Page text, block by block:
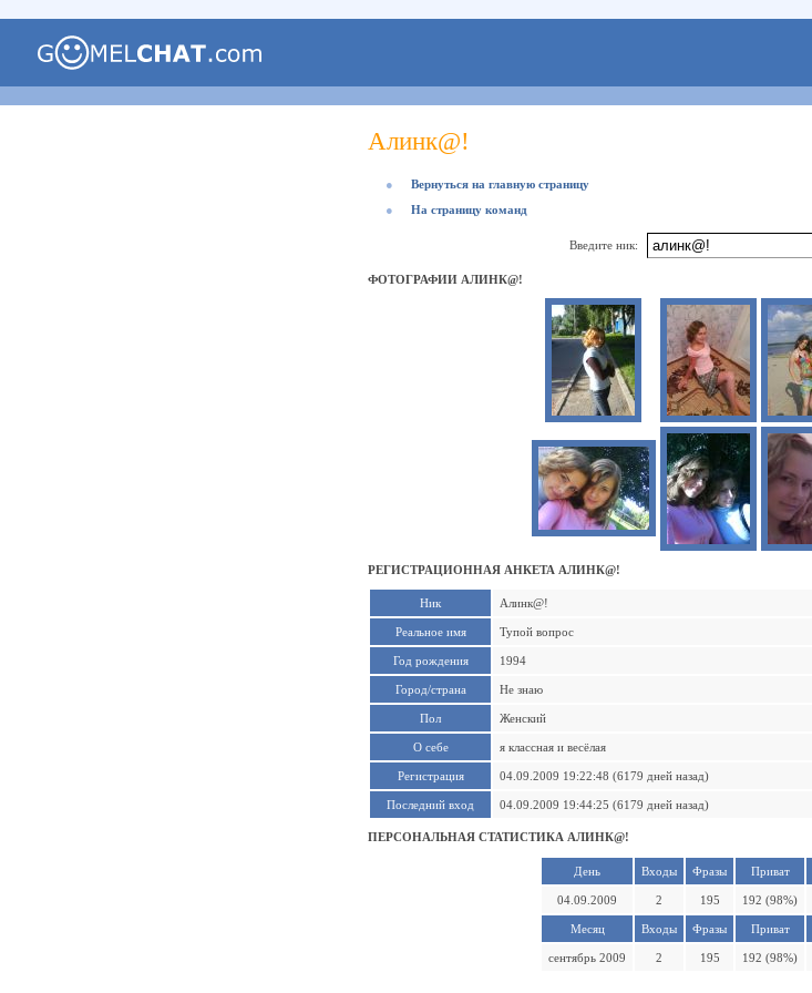
Алинк@!
●
Вернуться на главную страницу
●
На страницу команд
Введите ник:
ФОТОГРАФИИ АЛИНК@!
РЕГИСТРАЦИОННАЯ АНКЕТА АЛИНК@!
Ник Алинк@!
Реальное имя Тупой вопрос
Год рождения 1994
Город/страна Не знаю
Пол Женский
О себе я классная и весёлая
Регистрация 04.09.2009 19:22:48 (6179 дней назад)
Последний вход 04.09.2009 19:44:25 (6179 дней назад)
ПЕРСОНАЛЬНАЯ СТАТИСТИКА АЛИНК@!
День Входы Фразы Приват
04.09.2009 2 195 192 (98%)
Месяц Входы Фразы Приват
сентябрь 2009 2 195 192 (98%)